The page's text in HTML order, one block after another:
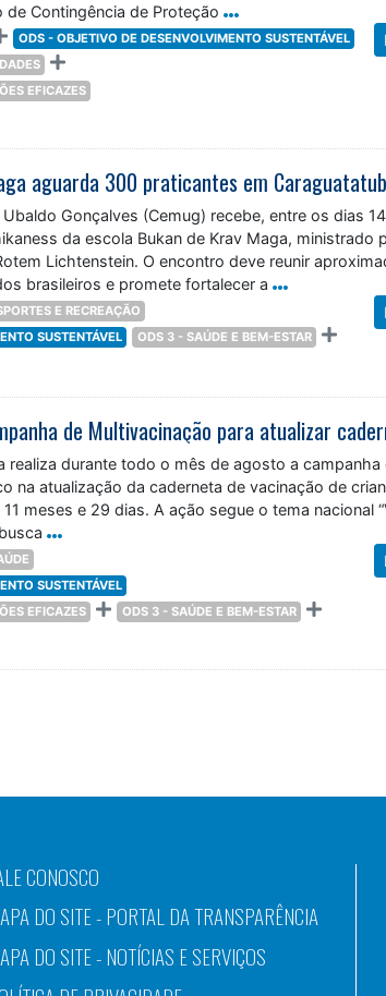
Contingência de Proteção
ODS - OBJETIVO DE DESENVOLVIMENTO SUSTENTÁVEL
EFICAZES
aguarda 300 praticantes em
Gonçalves (Cemug) recebe, entre os dias
da escola Bukan de Krav Maga, ministrado
Lichtenstein. O encontro deve reunir
brasileiros e promete fortalecer a
E RECREAÇÃO
SUSTENTÁVEL
ODS 3 - SAÚDE E BEM-ESTAR
realiza durante todo o mês de agosto a campanha
na atualização da caderneta de vacinação de
meses e 29 dias. A ação segue o tema nacional
SUSTENTÁVEL
EFICAZES
ODS 3 - SAÚDE E BEM-ESTAR
CONOSCO
DO SITE - PORTAL DA TRANSPARÊNCIA
DO SITE - NOTÍCIAS E SERVIÇOS